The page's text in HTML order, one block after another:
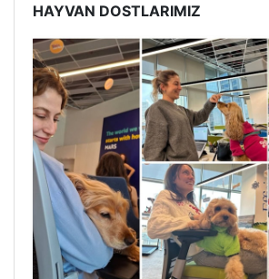
HAYVAN DOSTLARIMIZ